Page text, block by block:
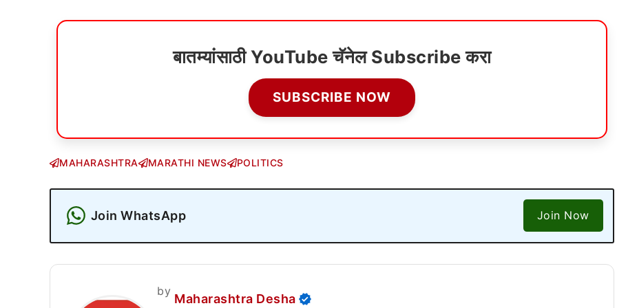
बातम्यांसाठी YouTube चॅनेल Subscribe करा
SUBSCRIBE NOW
MAHARASHTRA MARATHI NEWS POLITICS
Join WhatsApp Join Now
by
Maharashtra Desha